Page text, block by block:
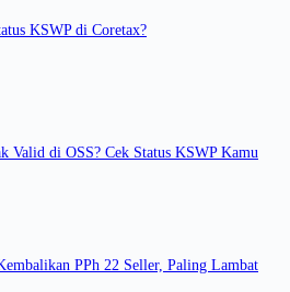
KSWP di Coretax?
Valid di OSS? Cek Status KSWP Kamu
PPh 22 Seller, Paling Lambat